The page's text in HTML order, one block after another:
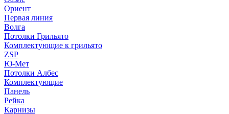
Ориент
Первая линия
Волга
Потолки Грильято
Комплектующие к грильято
ZSP
Ю-Мет
Потолки Албес
Комплектующие
Панель
Рейка
Карнизы